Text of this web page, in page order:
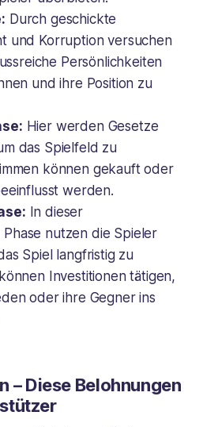
Durch geschickte
und Korruption versuchen
Persönlichkeiten
und ihre Position zu
Hier werden Gesetze
das Spielfeld zu
können gekauft oder
werden.
In dieser
nutzen die Spieler
Spiel langfristig zu
Investitionen tätigen,
oder ihre Gegner ins
– Diese Belohnungen